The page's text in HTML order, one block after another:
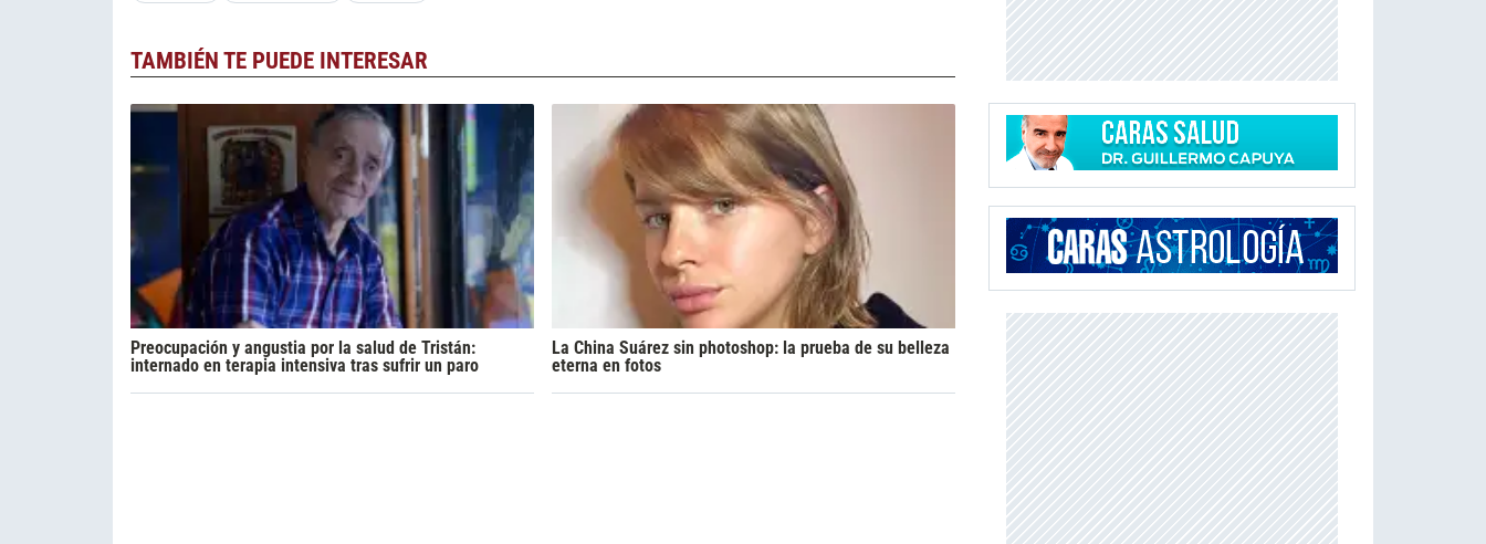
TAMBIÉN TE PUEDE INTERESAR
Preocupación y angustia por la salud de Tristán:
internado en terapia intensiva tras sufrir un paro
La China Suárez sin photoshop: la prueba de su belleza
eterna en fotos